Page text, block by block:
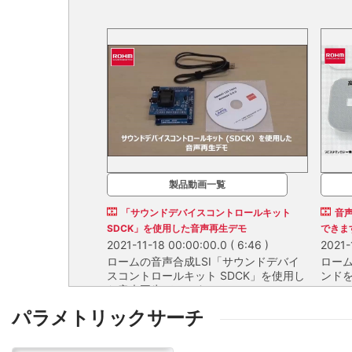
製品動画一覧
「サウンドデバイスコントロールキット
SDCK」を使用した音声再生デモ
2021-11-18 00:00:00.0 ( 6:46 )
ロームの音声合成LSI「サウンドデバイ
スコントロールキット SDCK」を使用し
た音声再生デモです。
スコントロールキット SDCK」を使用し
音
できま
ロー
ンド
こと
パラメトリックサーチ